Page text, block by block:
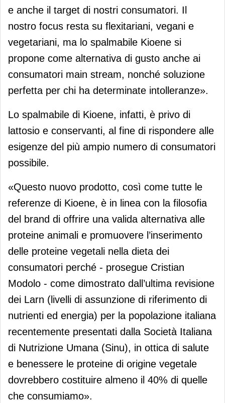
e anche il target di nostri consumatori. Il
nostro focus resta su flexitariani, vegani e
vegetariani, ma lo spalmabile Kioene si
propone come alternativa di gusto anche ai
consumatori main stream, nonché soluzione
perfetta per chi ha determinate intolleranze».
Lo spalmabile di Kioene, infatti, è privo di
lattosio e conservanti, al fine di rispondere alle
esigenze del più ampio numero di consumatori
possibile.
«Questo nuovo prodotto, così come tutte le
referenze di Kioene, è in linea con la filosofia
del brand di offrire una valida alternativa alle
proteine animali e promuovere l’inserimento
delle proteine vegetali nella dieta dei
consumatori perché - prosegue Cristian
Modolo - come dimostrato dall’ultima revisione
dei Larn (livelli di assunzione di riferimento di
nutrienti ed energia) per la popolazione italiana
recentemente presentati dalla Società Italiana
di Nutrizione Umana (Sinu), in ottica di salute
e benessere le proteine di origine vegetale
dovrebbero costituire almeno il 40% di quelle
che consumiamo».